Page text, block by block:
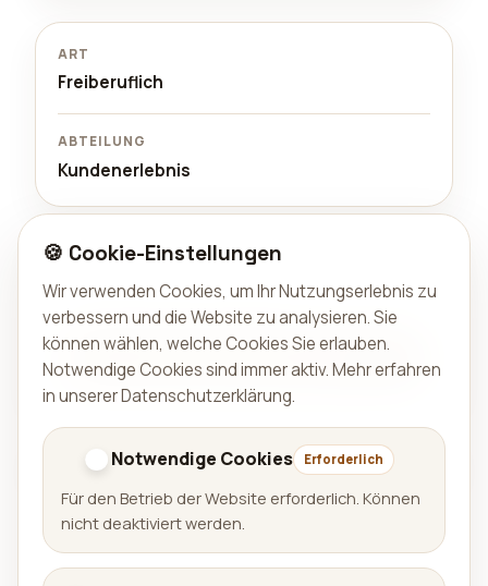
ART
Freiberuflich
ABTEILUNG
Kundenerlebnis
Interesse?
Schick uns eine kurze Vorstellung und einen Link zu
deinem Portfolio oder LinkedIn.
Per E-Mail bewerben
Zurück zu Karriere
🍪 Cookie-Einstellungen
Wir verwenden Cookies, um Ihr Nutzungserlebnis zu
verbessern und die Website zu analysieren. Sie
können wählen, welche Cookies Sie erlauben.
Notwendige Cookies sind immer aktiv.Mehr erfahren
in unserer Datenschutzerklärung.
Notwendige Cookies Erforderlich
Für den Betrieb der Website erforderlich. Können
nicht deaktiviert werden.